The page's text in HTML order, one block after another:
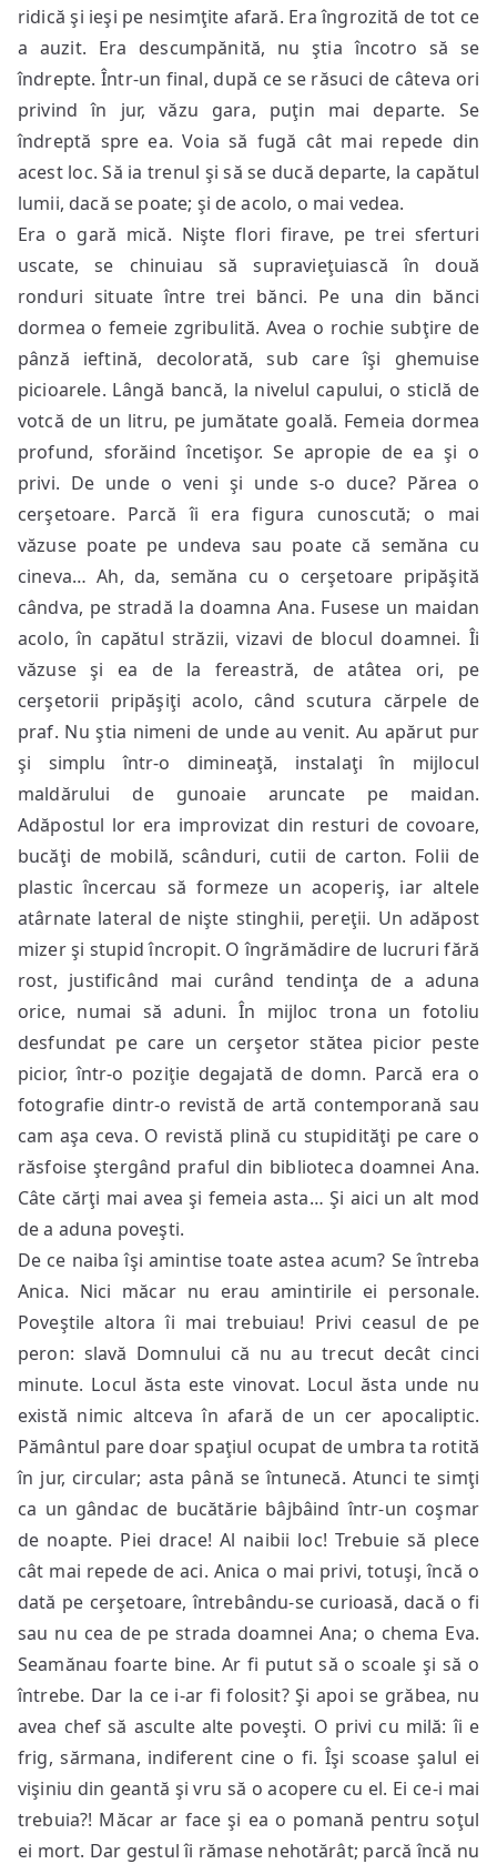
ridică şi ieşi pe nesimţite afară. Era îngrozită de tot ce
a auzit. Era descumpănită, nu ştia încotro să se
îndrepte. Într-un final, după ce se răsuci de câteva ori
privind în jur, văzu gara, puţin mai departe. Se
îndreptă spre ea. Voia să fugă cât mai repede din
acest loc. Să ia trenul şi să se ducă departe, la capătul
lumii, dacă se poate; şi de acolo, o mai vedea.
Era o gară mică. Nişte flori firave, pe trei sferturi
uscate, se chinuiau să supravieţuiască în două
ronduri situate între trei bănci. Pe una din bănci
dormea o femeie zgribulită. Avea o rochie subţire de
pânză ieftină, decolorată, sub care îşi ghemuise
picioarele. Lângă bancă, la nivelul capului, o sticlă de
votcă de un litru, pe jumătate goală. Femeia dormea
profund, sforăind încetişor. Se apropie de ea şi o
privi. De unde o veni şi unde s-o duce? Părea o
cerşetoare. Parcă îi era figura cunoscută; o mai
văzuse poate pe undeva sau poate că semăna cu
cineva… Ah, da, semăna cu o cerşetoare pripăşită
cândva, pe stradă la doamna Ana. Fusese un maidan
acolo, în capătul străzii, vizavi de blocul doamnei. Îi
văzuse şi ea de la fereastră, de atâtea ori, pe
cerşetorii pripăşiţi acolo, când scutura cărpele de
praf. Nu ştia nimeni de unde au venit. Au apărut pur
şi simplu într-o dimineaţă, instalaţi în mijlocul
maldărului de gunoaie aruncate pe maidan.
Adăpostul lor era improvizat din resturi de covoare,
bucăţi de mobilă, scânduri, cutii de carton. Folii de
plastic încercau să formeze un acoperiş, iar altele
atârnate lateral de nişte stinghii, pereţii. Un adăpost
mizer şi stupid încropit. O îngrămădire de lucruri fără
rost, justificând mai curând tendinţa de a aduna
orice, numai să aduni. În mijloc trona un fotoliu
desfundat pe care un cerşetor stătea picior peste
picior, într-o poziţie degajată de domn. Parcă era o
fotografie dintr-o revistă de artă contemporană sau
cam aşa ceva. O revistă plină cu stupidităţi pe care o
răsfoise ştergând praful din biblioteca doamnei Ana.
Câte cărţi mai avea şi femeia asta… Şi aici un alt mod
de a aduna poveşti.
De ce naiba îşi amintise toate astea acum? Se întreba
Anica. Nici măcar nu erau amintirile ei personale.
Poveştile altora îi mai trebuiau! Privi ceasul de pe
peron: slavă Domnului că nu au trecut decât cinci
minute. Locul ăsta este vinovat. Locul ăsta unde nu
există nimic altceva în afară de un cer apocaliptic.
Pământul pare doar spaţiul ocupat de umbra ta rotită
în jur, circular; asta până se întunecă. Atunci te simţi
ca un gândac de bucătărie bâjbâind într-un coşmar
de noapte. Piei drace! Al naibii loc! Trebuie să plece
cât mai repede de aci. Anica o mai privi, totuşi, încă o
dată pe cerşetoare, întrebându-se curioasă, dacă o fi
sau nu cea de pe strada doamnei Ana; o chema Eva.
Seamănau foarte bine. Ar fi putut să o scoale şi să o
întrebe. Dar la ce i-ar fi folosit? Şi apoi se grăbea, nu
avea chef să asculte alte poveşti. O privi cu milă: îi e
frig, sărmana, indiferent cine o fi. Îşi scoase şalul ei
vişiniu din geantă şi vru să o acopere cu el. Ei ce-i mai
trebuia?! Măcar ar face şi ea o pomană pentru soţul
ei mort. Dar gestul îi rămase nehotărât; parcă încă nu